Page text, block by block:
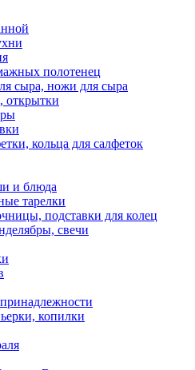
полотенец
сыра, ножи для сыра
открытки
кольца для салфеток
и блюда
тарелки
подставки для колец
свечи
копилки